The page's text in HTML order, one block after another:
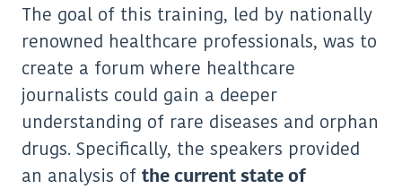
The goal of this training, led by nationally
renowned healthcare professionals, was to
create a forum where healthcare
journalists could gain a deeper
understanding of rare diseases and orphan
drugs. Specifically, the speakers provided
an analysis of the current state of